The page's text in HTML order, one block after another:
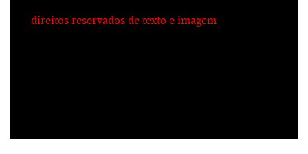
direitos reservados de texto e imagem